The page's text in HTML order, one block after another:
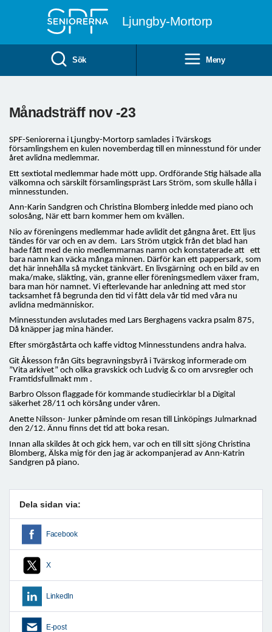
Ljungby-Mortorp
Sök Meny
Månadsträff nov -23
SPF-Seniorerna i Ljungby-Mortorp samlades i Tvärskogs
församlingshem en kulen novemberdag till en minnesstund för under
året avlidna medlemmar.
Ett sextiotal medlemmar hade mött upp. Ordförande Stig hälsade alla
välkomna och särskilt församlingspräst Lars Ström, som skulle hålla i
minnesstunden.
Ann-Karin Sandgren och Christina Blomberg inledde med piano och
solosång, När ett barn kommer hem om kvällen.
Nio av föreningens medlemmar hade avlidit det gångna året. Ett ljus
tändes för var och en av dem. Lars Ström utgick från det blad han
hade fått med de nio medlemmarnas namn och konstaterade att
ett
bara namn kan väcka många minnen. Därför kan ett pappersark, som
det här innehålla så mycket tänkvärt. En livsgärning och en bild av en
maka/make, släkting, vän, granne eller föreningsmedlem växer fram,
bara man hör namnet. Vi efterlevande har anledning att med stor
tacksamhet få begrunda den tid vi fått dela vår tid med våra nu
avlidna medmänniskor.
Minnesstunden avslutades med Lars Berghagens vackra psalm 875,
Då knäpper jag mina händer.
Efter smörgåstårta och kaffe vidtog Minnesstundens andra halva.
Git Åkesson från Gits begravningsbyrå i Tvärskog informerade om
”Vita arkivet” och olika gravskick och Ludvig & co om arvsregler och
Framtidsfullmakt mm .
Barbro Olsson flaggade för kommande studiecirklar bl a Digital
säkerhet 28/11 och körsång under våren.
Anette Nilsson- Junker påminde om resan till Linköpings Julmarknad
den 2/12. Ännu finns det tid att boka resan.
Innan alla skildes åt och gick hem, var och en till sitt sjöng Christina
Blomberg, Älska mig för den jag är ackompanjerad av Ann-Katrin
Sandgren på piano.
Dela sidan via:
Facebook
X
LinkedIn
E-post